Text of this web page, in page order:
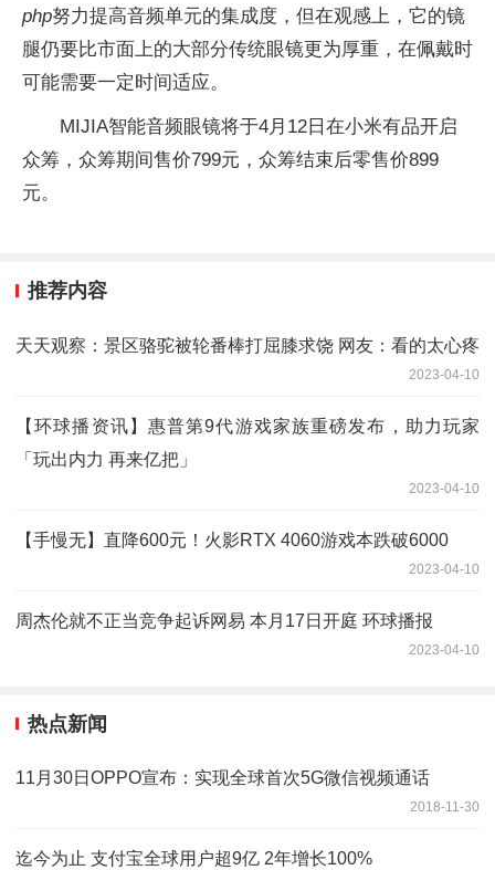
php努力提高音频单元的集成度，但在观感上，它的镜
腿仍要比市面上的大部分传统眼镜更为厚重，在佩戴时
可能需要一定时间适应。
MIJIA智能音频眼镜将于4月12日在小米有品开启
众筹，众筹期间售价799元，众筹结束后零售价899
元。
推荐内容
天天观察：景区骆驼被轮番棒打屈膝求饶 网友：看的太心疼
2023-04-10
【环球播资讯】惠普第9代游戏家族重磅发布，助力玩家
「玩出内力 再来亿把」
2023-04-10
【手慢无】直降600元！火影RTX 4060游戏本跌破6000
2023-04-10
周杰伦就不正当竞争起诉网易 本月17日开庭 环球播报
2023-04-10
热点新闻
11月30日OPPO宣布：实现全球首次5G微信视频通话
2018-11-30
迄今为止 支付宝全球用户超9亿 2年增长100%